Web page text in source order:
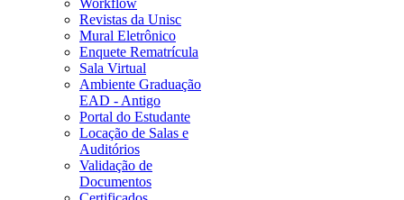
Workflow
Revistas da Unisc
Mural Eletrônico
Enquete Rematrícula
Sala Virtual
Ambiente Graduação
EAD - Antigo
Portal do Estudante
Locação de Salas e
Auditórios
Validação de
Documentos